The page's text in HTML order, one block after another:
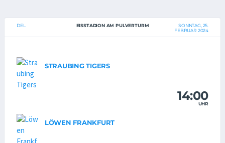
DEL EISSTADION AM PULVERTURM
SONNTAG, 25.
FEBRUAR 2024
STRAUBING TIGERS
14:00
UHR
LÖWEN FRANKFURT